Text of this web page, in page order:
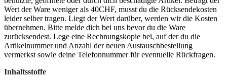
Wert der Ware weniger als 40CHF, musst du die Rücksendekosten
leider selber tragen. Liegt der Wert darüber, werden wir die Kosten
übernehmen. Bitte melde dich bei uns bevor du die Ware
zurücksendest. Lege eine Rechnungskopie bei, auf der du die
Artikelnummer und Anzahl der neuen Austauschbestellung
vermerkst sowie deine Telefonnummer für eventuelle Rückfragen.
Inhaltsstoffe